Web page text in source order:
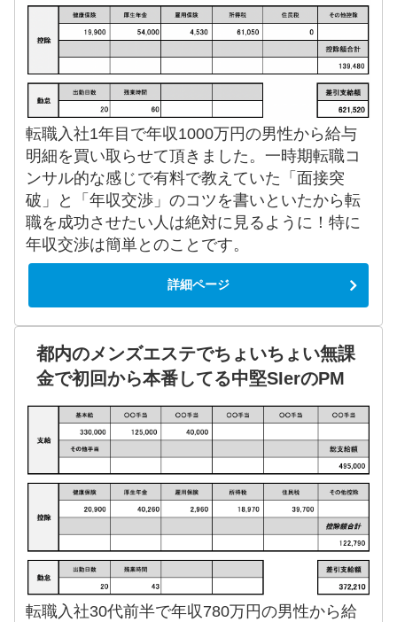
転職入社1年目で年収1000万円の男性から給与
明細を買い取らせて頂きました。一時期転職コ
ンサル的な感じで有料で教えていた「面接突
破」と「年収交渉」のコツを書いといたから転
職を成功させたい人は絶対に見るように！特に
年収交渉は簡単とのことです。
詳細ページ
都内のメンズエステでちょいちょい無課
金で初回から本番してる中堅SIerのPM
転職入社30代前半で年収780万円の男性から給